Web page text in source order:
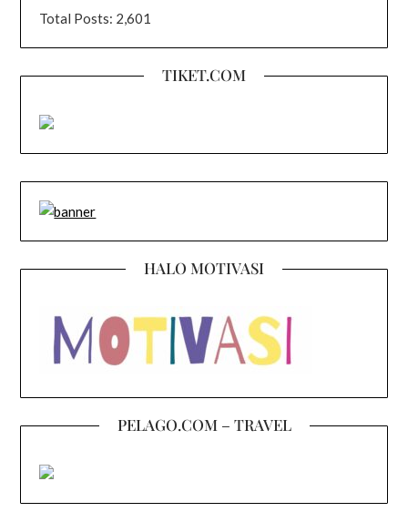
Total Posts: 2,601
TIKET.COM
HALO MOTIVASI
PELAGO.COM – TRAVEL